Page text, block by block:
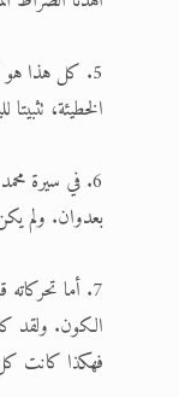
5. كل هذا هو
الخطيئة،
6. في سيرة
بعدوان. ولم
7. أما
الكون. ولقد
فهكذا كانت